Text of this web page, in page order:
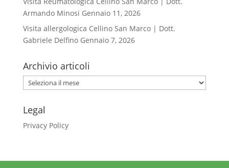
Armando Minosi Gennaio 11, 2026
Visita allergologica Cellino San Marco | Dott.
Gabriele Delfino Gennaio 7, 2026
Archivio articoli
Archivio
articoli
Legal
Privacy Policy